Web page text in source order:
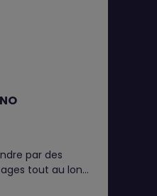
par des
tout au long